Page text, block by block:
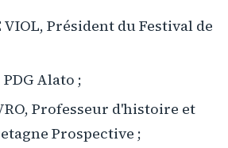
VIOL, Président du Festival de
Alato ;
Professeur d'histoire et
Prospective ;